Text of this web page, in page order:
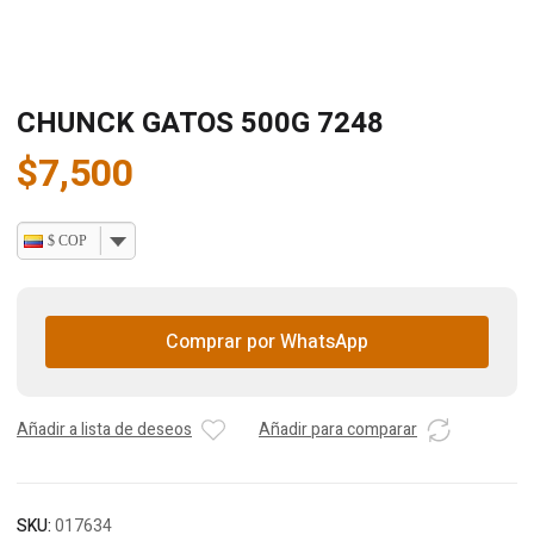
CHUNCK GATOS 500G 7248
$7,500
$ COP
Comprar por WhatsApp
Añadir a lista de deseos Añadir para comparar
SKU:017634